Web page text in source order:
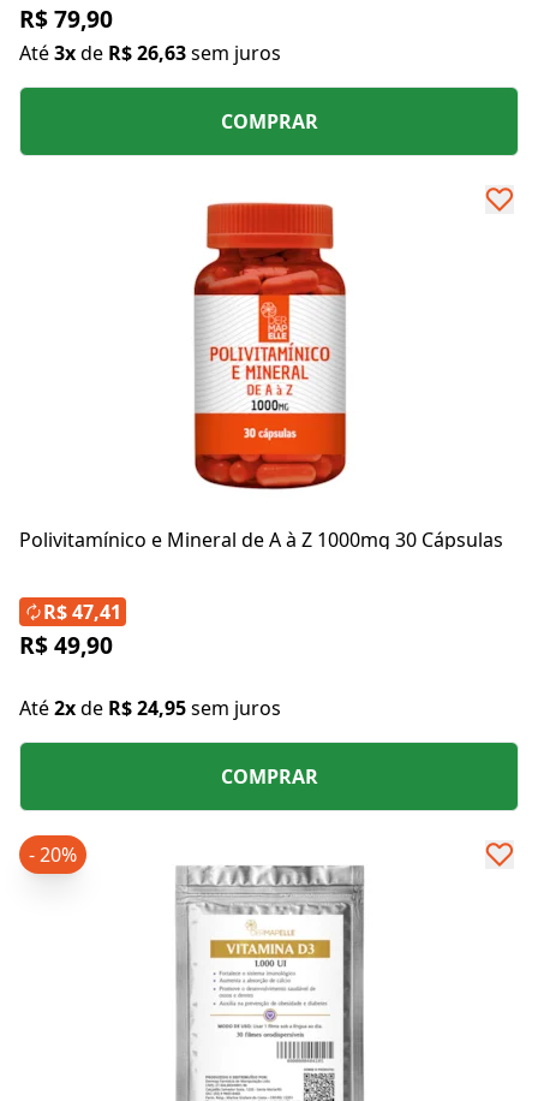
R$ 79,90
Até3xde R$ 26,63sem juros
COMPRAR
Polivitamínico e Mineral de A à Z 1000mg 30 Cápsulas
R$ 49,90
Até2xde R$ 24,95sem juros
R$ 47,41
COMPRAR
- 20%